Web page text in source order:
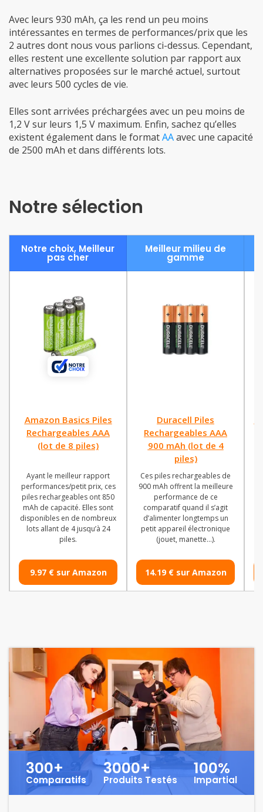
Avec leurs 930 mAh, ça les rend un peu moins
intéressantes en termes de performances/prix que les
2 autres dont nous vous parlions ci-dessus. Cependant,
elles restent une excellente solution par rapport aux
alternatives proposées sur le marché actuel, surtout
avec leurs 500 cycles de vie.
Elles sont arrivées préchargées avec un peu moins de
1,2 V sur leurs 1,5 V maximum. Enfin, sachez qu’elles
existent également dans le formatAAavec une capacité
de 2500 mAh et dans différents lots.
Notre sélection
Notre choix, Meilleur
pas cher
Meilleur milieu de
gamme
Amazon Basics Piles
Rechargeables AAA
(lot de 8 piles)
Duracell Piles
Rechargeables AAA
900 mAh (lot de 4
piles)
Ayant le meilleur rapport
performances/petit prix, ces
piles rechargeables ont 850
mAh de capacité. Elles sont
disponibles en de nombreux
lots allant de 4 jusqu’à 24
piles.
Ces piles rechargeables de
900 mAh offrent la meilleure
performance de ce
comparatif quand il s’agit
d’alimenter longtemps un
petit appareil électronique
(jouet, manette…).
9.97 € sur Amazon 14.19 € sur Amazon
300+
Comparatifs
3000+
Produits Testés
100%
Impartial